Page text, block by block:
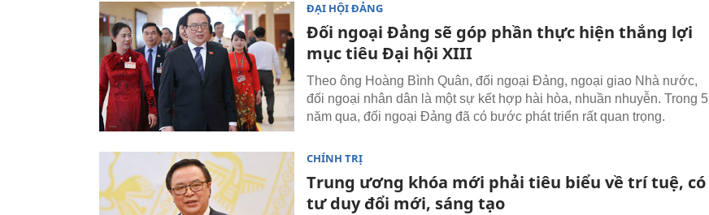
ĐẠI HỘI ĐẢNG
Đối ngoại Đảng sẽ góp phần thực hiện thắng lợi
mục tiêu Đại hội XIII
Theo ông Hoàng Bình Quân, đối ngoại Đảng, ngoại giao Nhà nước,
đối ngoại nhân dân là một sự kết hợp hài hòa, nhuần nhuyễn. Trong 5
năm qua, đối ngoại Đảng đã có bước phát triển rất quan trọng.
CHÍNH TRỊ
Trung ương khóa mới phải tiêu biểu về trí tuệ, có
tư duy đổi mới, sáng tạo